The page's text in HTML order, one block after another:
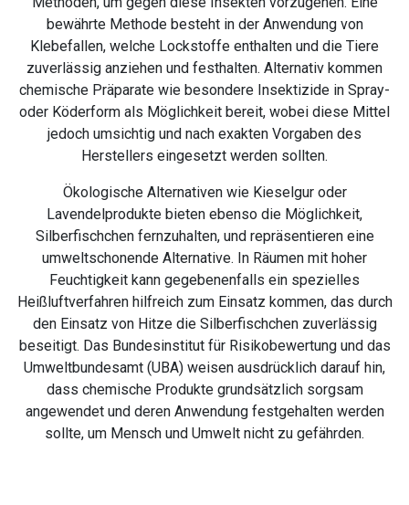
bewährte Methode besteht in der Anwendung von
Klebefallen, welche Lockstoffe enthalten und die Tiere
zuverlässig anziehen und festhalten. Alternativ kommen
chemische Präparate wie besondere Insektizide in Spray-
oder Köderform als Möglichkeit bereit, wobei diese Mittel
jedoch umsichtig und nach exakten Vorgaben des
Herstellers eingesetzt werden sollten.
Ökologische Alternativen wie Kieselgur oder
Lavendelprodukte bieten ebenso die Möglichkeit,
Silberfischchen fernzuhalten, und repräsentieren eine
umweltschonende Alternative. In Räumen mit hoher
Feuchtigkeit kann gegebenenfalls ein spezielles
Heißluftverfahren hilfreich zum Einsatz kommen, das durch
den Einsatz von Hitze die Silberfischchen zuverlässig
beseitigt. Das Bundesinstitut für Risikobewertung und das
Umweltbundesamt (UBA) weisen ausdrücklich darauf hin,
dass chemische Produkte grundsätzlich sorgsam
angewendet und deren Anwendung festgehalten werden
sollte, um Mensch und Umwelt nicht zu gefährden.